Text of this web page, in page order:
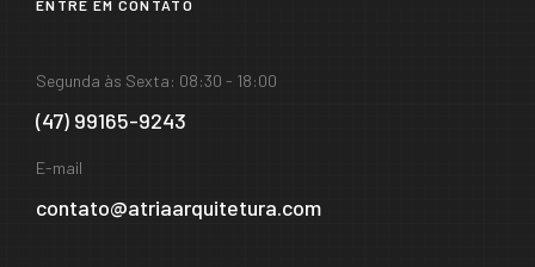
ENTRE EM CONTATO
Segunda às Sexta: 08:30 - 18:00
(47) 99165-9243
E-mail
contato@atriaarquitetura.com